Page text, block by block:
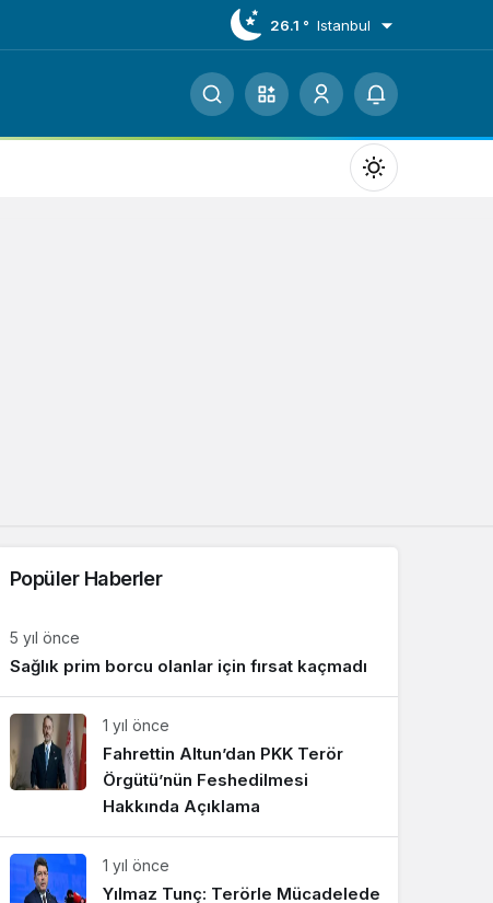
26.1 ° Istanbul
Mod
değiştir
Popüler Haberler
5 yıl önce
Sağlık prim borcu olanlar için fırsat kaçmadı
1 yıl önce
Fahrettin Altun’dan PKK Terör
Örgütü’nün Feshedilmesi
Hakkında Açıklama
1 yıl önce
Yılmaz Tunç: Terörle Mücadelede